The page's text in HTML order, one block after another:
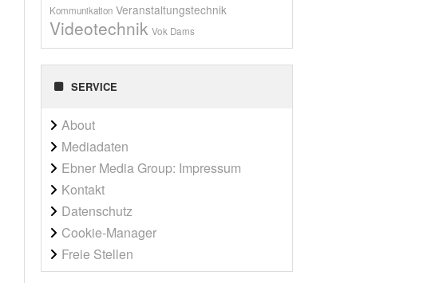
Kommunikation Veranstaltungstechnik
Videotechnik Vok Dams
SERVICE
About
Mediadaten
Ebner Media Group: Impressum
Kontakt
Datenschutz
Cookie-Manager
Freie Stellen